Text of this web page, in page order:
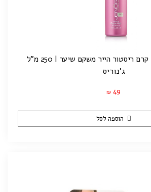
ג'נוריס
₪ 49
הוספה לסל